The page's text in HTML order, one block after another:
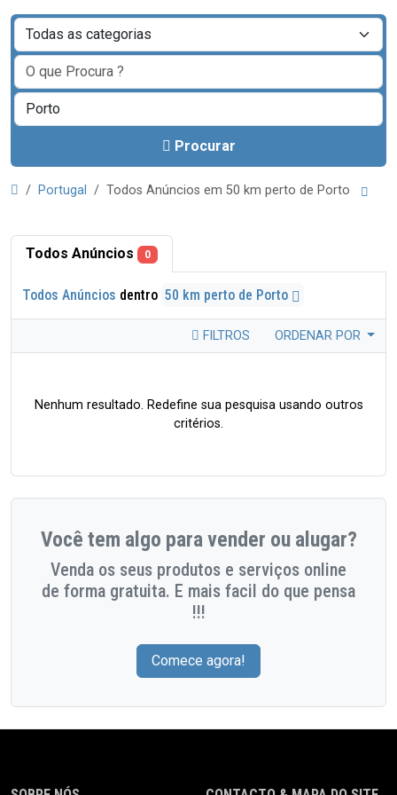
Procurar
Portugal Todos Anúncios em 50 km perto de Porto
Todos Anúncios 0
Todos Anúncios dentro 50 km perto de Porto
FILTROS ORDENAR POR
Nenhum resultado. Redefine sua pesquisa usando outros
critérios.
Você tem algo para vender ou alugar?
Venda os seus produtos e serviços online
de forma gratuita. E mais facil do que pensa
!!!
Comece agora!